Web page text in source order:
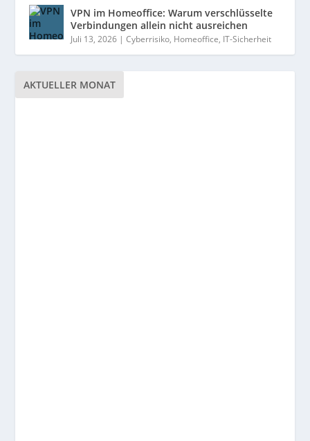
VPN im Homeoffice: Warum verschlüsselte
Verbindungen allein nicht ausreichen
Juli 13, 2026 |Cyberrisiko, Homeoffice, IT-Sicherheit
AKTUELLER MONAT